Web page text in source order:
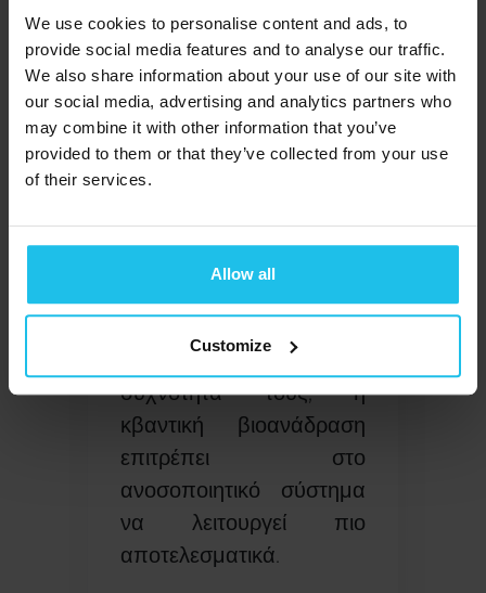
We use cookies to personalise content and ads, to
provide social media features and to analyse our traffic.
We also share information about your use of our site with
our social media, advertising and analytics partners who
may combine it with other information that you’ve
provided to them or that they’ve collected from your use
of their services.
Allow all
Customize
Μόλις εντοπιστούν τα
προβλήματα, η συσκευή
κβαντικής βιοανάδρασης
μπορεί επίσης να
βοηθήσει στην
ενεργειακής ροής. Με
επανεκπαίδευση
υιοθετήσουν τη βέλτιστη
συχνότητά τους, η
κβαντική βιοανάδραση
επιτρέπει στο
ανοσοποιητικό σύστημα
να λειτουργεί πιο
αποτελεσματικά.